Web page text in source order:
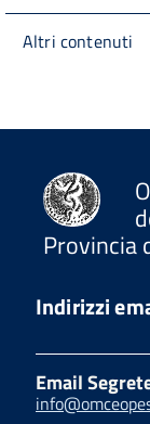
Altri contenuti
Provincia
Indirizzi
Email